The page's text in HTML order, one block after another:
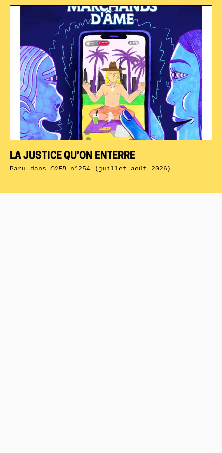
LA JUSTICE QU’ON ENTERRE
Paru dansCQFDn°254 (juillet-août 2026)